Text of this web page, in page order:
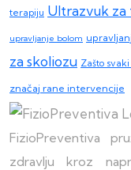
terapiju Ultrazvuk
upravljanje bolom
za skoliozu Zašto
značaj rane intervencije
FizioPreventiva
zdravlju kroz